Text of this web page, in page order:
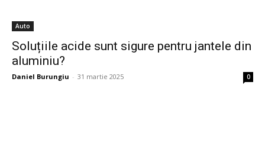
Auto
Soluțiile acide sunt sigure pentru jantele din
aluminiu?
Daniel Burungiu - 31 martie 2025 0